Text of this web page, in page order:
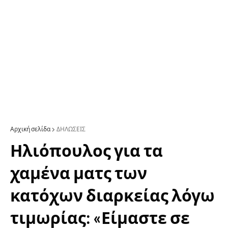
Αρχική σελίδα ΔΗΛΩΣΕΙΣ
Ηλιόπουλος για τα
χαμένα ματς των
κατόχων διαρκείας λόγω
τιμωρίας: «Είμαστε σε